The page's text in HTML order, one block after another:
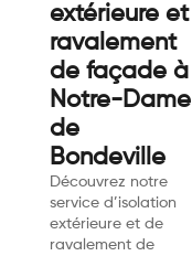
extérieure et
ravalement
de façade à
Notre-Dame
de
Bondeville
Découvrez notre
service d’isolation
extérieure et de
ravalement de